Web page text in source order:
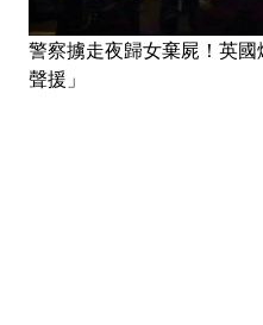
警察擄走夜歸女棄屍！英
聲援」